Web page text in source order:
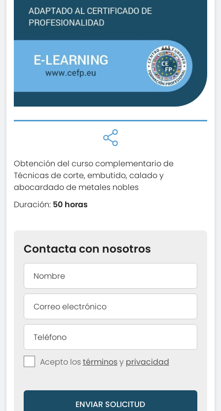
Obtención del curso complementario de
Técnicas de corte, embutido, calado y
abocardado de metales nobles
Duración: 50 horas
Contacta con nosotros
Acepto lostérminosy privacidad
ENVIAR SOLICITUD